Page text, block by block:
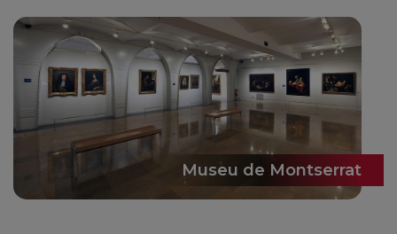
Museu de Montserrat